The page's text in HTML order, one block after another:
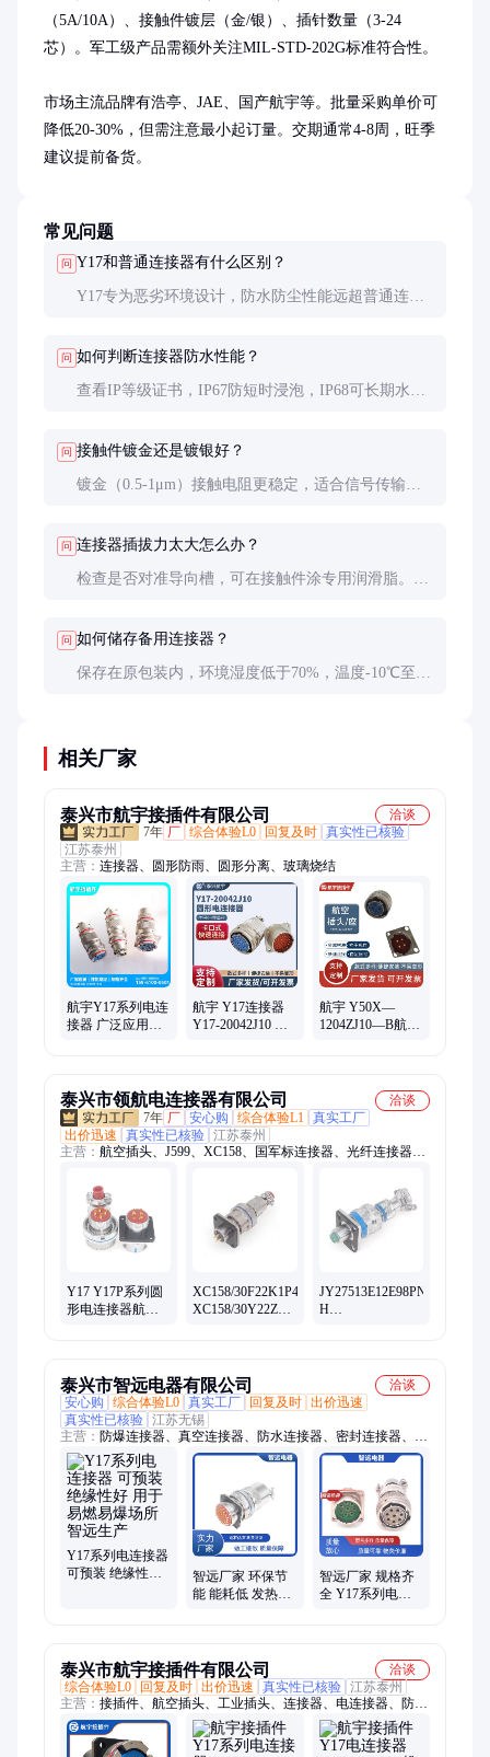
（5A/10A）、接触件镀层（金/银）、插针数量（3-24
芯）。军工级产品需额外关注MIL-STD-202G标准符合性。
市场主流品牌有浩亭、JAE、国产航宇等。批量采购单价可
降低20-30%，但需注意最小起订量。交期通常4-8周，旺季
建议提前备货。
常见问题
问 Y17和普通连接器有什么区别？
Y17专为恶劣环境设计，防水防尘性能远超普通连接
问 如何判断连接器防水性能？
查看IP等级证书，IP67防短时浸泡，IP68可长期水下
问 接触件镀金还是镀银好？
镀金（0.5-1μm）接触电阻更稳定，适合信号传输；
问 连接器插拔力太大怎么办？
检查是否对准导向槽，可在接触件涂专用润滑脂。若
问 如何储存备用连接器？
保存在原包装内，环境湿度低于70%，温度-10℃至
相关厂家
泰兴市航宇接插件有限公司
洽谈
7年 厂 综合体验L0 回复及时 真实性已核验
江苏泰州
主营： 连接器、圆形防雨、圆形分离、玻璃烧结
航宇Y17系列电连
接器 广泛应用于
航宇 Y17连接器
Y17-20042J10 圆
航宇 Y50X—
1204ZJ10—B航空
泰兴市领航电连接器有限公司
洽谈
7年 厂 安心购 综合体验L1
真实工厂
出价迅速
真实性已核验 江苏泰州
主营： 航空插头、J599、XC158、国军标连接器、光纤连接器、
Y50X、J29A系列、JL23 JL24、YMA YMG
Y17 Y17P系列圆
形电连接器航空
XC158/30F22K1P40
XC158/30Y22Z1P13
JY27513E12E98PN-
H
泰兴市智远电器有限公司
洽谈
安心购
综合体验L0 真实工厂 回复及时 出价迅速
真实性已核验 江苏无锡
主营： 防爆连接器、真空连接器、防水连接器、密封连接器、光
纤连接器、增压型防爆连接器、隔爆型防爆连接器、无火花型防
爆连接器、航空电连接器、深水密封连接器、矩形电连接器、高
压密封连接器、新能源车用连接器、圆形电连接器、大电流连接
器、航空插头、航空插座、航空接插件
Y17系列电连接器
可预装 绝缘性好
智远厂家 环保节
能 能耗低 发热少
智远厂家 规格齐
全 Y17系列电连
泰兴市航宇接插件有限公司
洽谈
综合体验L0
回复及时 出价迅速 真实性已核验 江苏泰州
主营： 接插件、航空插头、工业插头、连接器、电连接器、防水
插头、航空插座、矩形接插件、金属航空插头、金属接插件